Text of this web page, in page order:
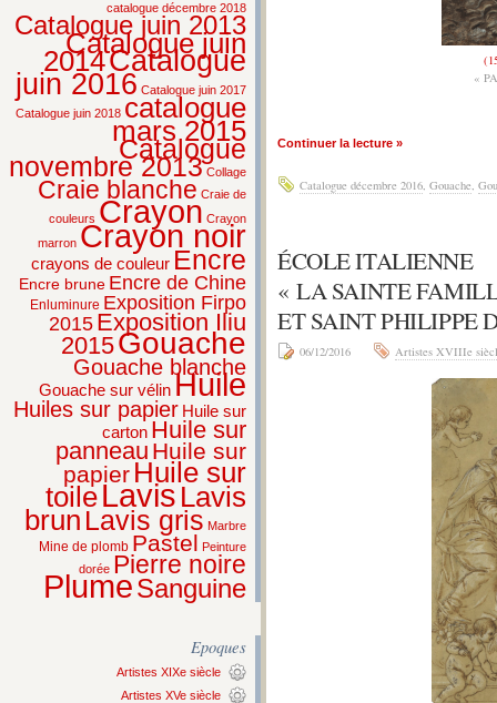
catalogue décembre 2018
Catalogue juin 2013
Catalogue juin
2014Catalogue
juin 2016 Catalogue juin 2017
Catalogue juin 2018 catalogue
mars 2015
Catalogue
novembre 2013 Collage
Craie blanche Craie de
couleurs Crayon Crayon
marron Crayon noir
crayons de couleur Encre
Encre brune Encre de Chine
Enluminure Exposition Firpo
2015 Exposition Iliu
2015Gouache
Gouache blanche
Gouache sur vélinHuile
Huiles sur papier Huile sur
carton Huile sur
panneau Huile sur
papier Huile sur
toileLavis Lavis
brun Lavis gris Marbre
Mine de plomb Pastel Peinture
dorée Pierre noire
PlumeSanguine
Epoques
Artistes XIXe siècle
Artistes XVe siècle
«
Continuer la lecture »
Catalogue décembre 2016, Gouache,
ÉCOLE ITALIENNE
« LA SAINTE
ET SAINT PHILIPPE
06/12/2016 Artistes XVIIIe